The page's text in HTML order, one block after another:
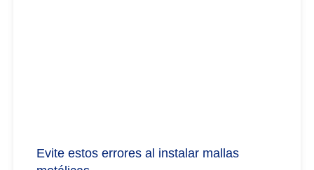
Evite estos errores al instalar mallas